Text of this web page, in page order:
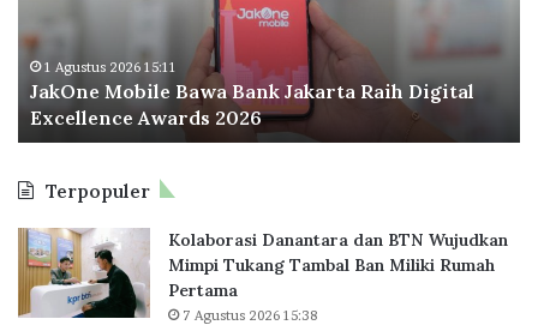
Digital
Excellence
Awards
2026
1 Agustus 2026 15:11
JakOne Mobile Bawa Bank Jakarta Raih Digital
Excellence Awards 2026
Terpopuler
Kolaborasi Danantara dan BTN Wujudkan
Mimpi Tukang Tambal Ban Miliki Rumah
Pertama
7 Agustus 2026 15:38